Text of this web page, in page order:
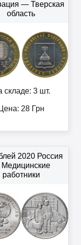
— Тверская
область
складе: 3 шт.
Цена: 28Грн
2020 Россия
работники